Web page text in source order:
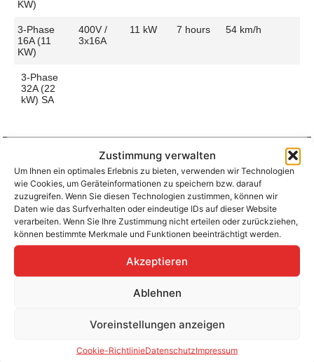
Zustimmung verwalten
Um Ihnen ein optimales Erlebnis zu bieten, verwenden wir Technologien
wie Cookies, um Geräteinformationen zu speichern bzw. darauf
zuzugreifen. Wenn Sie diesen Technologien zustimmen, können wir
Daten wie das Surfverhalten oder eindeutige IDs auf dieser Website
verarbeiten. Wenn Sie Ihre Zustimmung nicht erteilen oder zurückziehen,
können bestimmte Merkmale und Funktionen beeinträchtigt werden.
Akzeptieren
Ablehnen
Voreinstellungen anzeigen
Cookie-RichtlinieDatenschutzImpressum
KW)
3-Phase
16A (11
KW)
400V /
3x16A
11 kW 7 hours 54 km/h
3-Phase
32A (22
kW) SA
Aufladen zu Hause / am Fahrtziel
Ladeanschluss Type 2
Platzierung
Right Side
– Rear
Ladezeit (0-
>490 Km)
7 hours
Ladegeschwindigkeit55 km/h
Schnellladen
>392 Km)